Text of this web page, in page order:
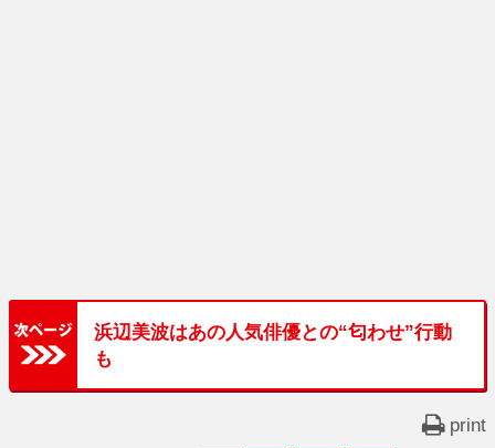
浜辺美波はあの人気俳優との“匂わせ”行動
も
print